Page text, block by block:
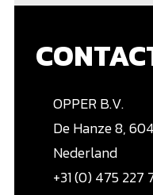
OPPER B.V.
De Hanze8,
Nederland
+31 (0) 475 227